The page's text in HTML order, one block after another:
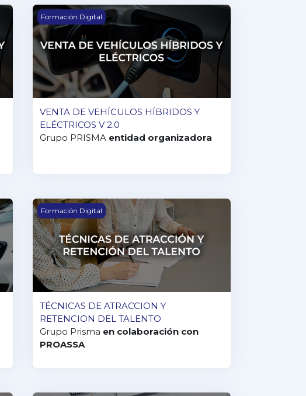
V 2.0.1
VENTA DE VEHÍCULOS HÍBRIDOS Y ELÉCTRICOS V 2.0
Formación Digital
VENTA DE VEHÍCULOS HÍBRIDOS Y
ELÉCTRICOS V 2.0
Grupo PRISMA entidad organizadora
TÉCNICAS DE ATRACCION Y RETENCION DEL TALENTO
Formación Digital
TÉCNICAS DE ATRACCION Y
RETENCION DEL TALENTO
Grupo Prisma en colaboración con
PROASSA